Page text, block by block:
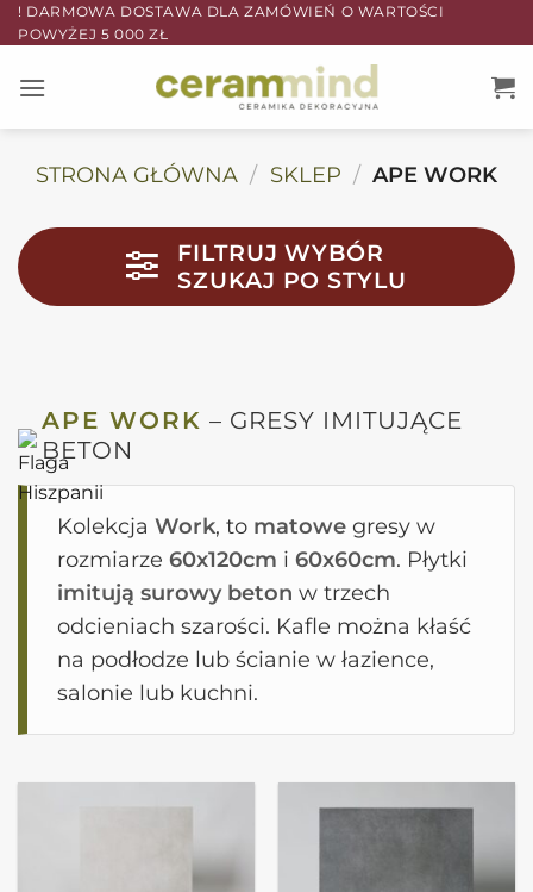
Przewiń
do
! DARMOWA DOSTAWA DLA ZAMÓWIEŃ O WARTOŚCI
POWYŻEJ 5 000 ZŁ
STRONA GŁÓWNA / SKLEP / APE WORK
FILTRUJ WYBÓR
SZUKAJ PO STYLU
APE WORK – GRESY IMITUJĄCE
BETON
Kolekcja Work, to matowe gresy w
rozmiarze 60x120cm i 60x60cm. Płytki
imitują surowy beton w trzech
odcieniach szarości. Kafle można kłaść
na podłodze lub ścianie w łazience,
salonie lub kuchni.